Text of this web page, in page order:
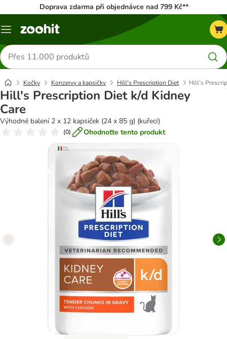
Doprava zdarma při objednávce nad 799 Kč**
Menu
Hledat
produkty
Kočky Konzervy a kapsičky Hill's Prescription Diet Hill's
Hill's Prescription Diet k/d Kidney
Care
Výhodné balení 2 x 12 kapsiček (24 x 85 g) (kuřecí)
(0) Ohodnoťte tento produkt